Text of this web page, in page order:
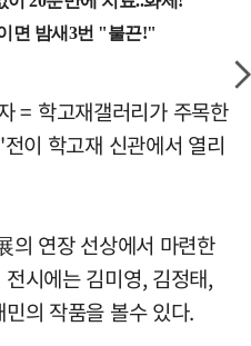
= 학고재갤러리가 주목한
이 학고재 신관에서 열리
연장 선상에서 마련한
시에는 김미영, 김정태,
의 작품을 볼수 있다.